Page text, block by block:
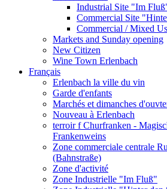
Industrial Site "Im
Commercial Site
Commercial / Mixed
Markets and Sunday opening
New Citizen
Wine Town Erlenbach
Français
Erlenbach la ville du vin
Garde d'enfants
Marchés et dimanches
Nouveau à Erlenbach
terroir f Churfranken -
Frankenweins
Zone commerciale centrale
(Bahnstraße)
Zone d'activité
Zone Industrielle "Im Fluß"